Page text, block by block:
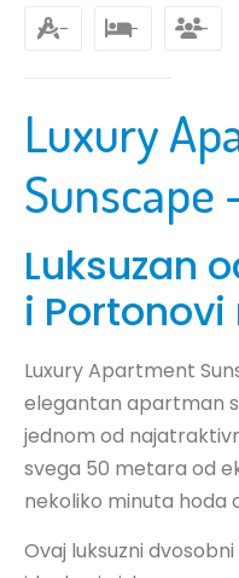
- - -
Luxury
Sunscape
Luksuzan
i Portonovi
Luxury Apartment
elegantan apartman
jednom od
svega 50 metara od
nekoliko minuta hoda
Ovaj luksuzni